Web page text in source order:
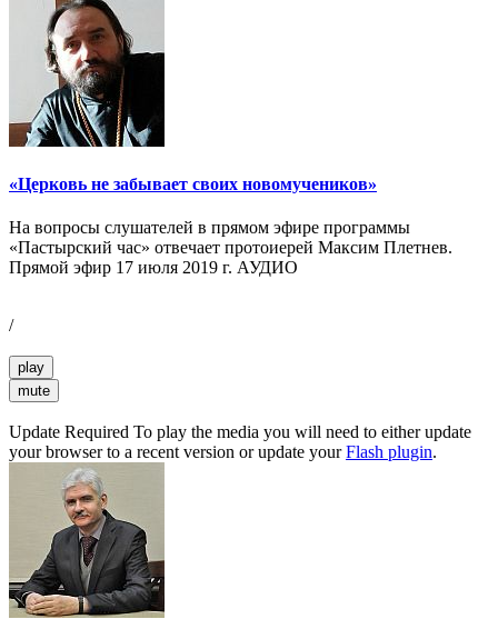
«Церковь не забывает своих новомучеников»
На вопросы слушателей в прямом эфире программы
«Пастырский час» отвечает протоиерей Максим Плетнев.
Прямой эфир 17 июля 2019 г. АУДИО
/
play
mute
Update Required To play the media you will need to either update
your browser to a recent version or update yourFlash plugin.